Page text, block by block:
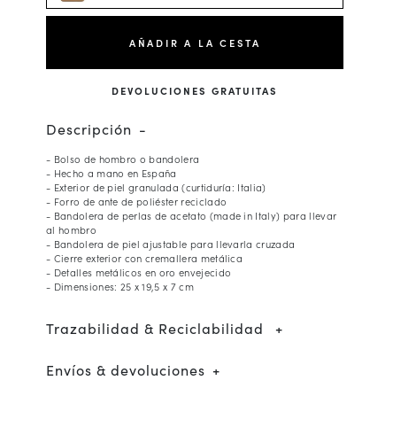
AÑADIR A LA CESTA
DEVOLUCIONES GRATUITAS
Descripción
- Bolso de hombro o bandolera
- Hecho a mano en España
- Exterior de piel granulada (curtiduría: Italia)
- Forro de ante de poliéster reciclado
- Bandolera de perlas de acetato (made in Italy) para llevar
al hombro
- Bandolera de piel ajustable para llevarla cruzada
- Cierre exterior con cremallera metálica
- Detalles metálicos en oro envejecido
- Dimensiones: 25 x 19,5 x 7 cm
Trazabilidad & Reciclabilidad
Envíos & devoluciones